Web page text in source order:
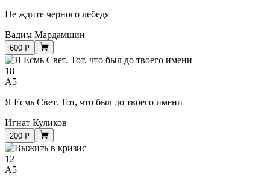
Не ждите черного лебедя
Вадим Мардамшин
600 ₽
18+
A5
Я Есмь Свет. Тот, что был до твоего имени
Игнат Куликов
200 ₽
12+
A5